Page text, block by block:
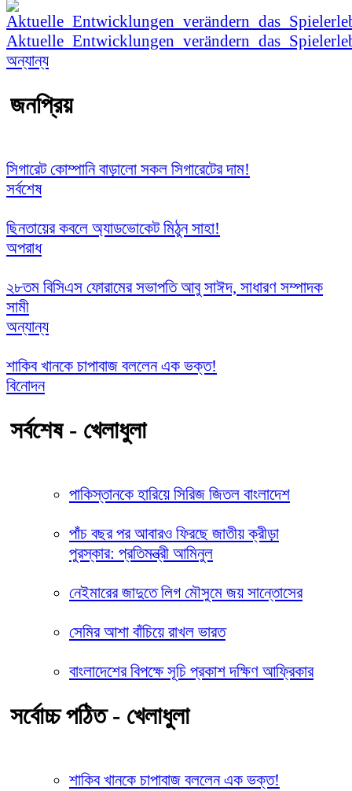
অন্যান্য
জনপ্রিয়
সিগারেট কোম্পানি বাড়ালো সকল সিগারেটের দাম!
সর্বশেষ
ছিনতায়ের কবলে অ্যাডভোকেট মিঠুন সাহা!
অপরাধ
২৮তম বিসিএস ফোরামের সভাপতি আবু সাঈদ, সাধারণ সম্পাদক
সামী
অন্যান্য
শাকিব খানকে চাপাবাজ বললেন এক ভক্ত!
বিনোদন
সর্বশেষ - খেলাধুলা
পাকিস্তানকে হারিয়ে সিরিজ জিতল বাংলাদেশ
পাঁচ বছর পর আবারও ফিরছে জাতীয় ক্রীড়া
পুরস্কার: প্রতিমন্ত্রী আমিনুল
নেইমারের জাদুতে লিগ মৌসুমে জয় সান্তোসের
সেমির আশা বাঁচিয়ে রাখল ভারত
বাংলাদেশের বিপক্ষে সূচি প্রকাশ দক্ষিণ আফ্রিকার
সর্বোচ্চ পঠিত - খেলাধুলা
শাকিব খানকে চাপাবাজ বললেন এক ভক্ত!